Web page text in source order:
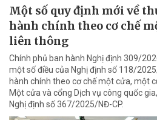
Một số quy định mới về
hành chính theo cơ chế
liên thông
Chính phủ ban hành Nghị định 309/
một số điều của Nghị định số 118/
hành chính theo cơ chế một cửa, một
Một cửa và cổng Dịch vụ công quốc
Nghị định số 367/2025/NĐ-CP.